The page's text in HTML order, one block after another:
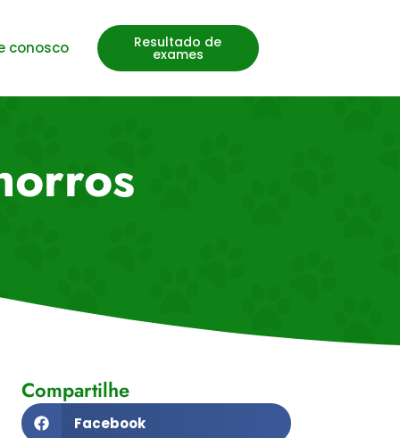
conosco Resultado de
exames
Compartilhe
Facebook